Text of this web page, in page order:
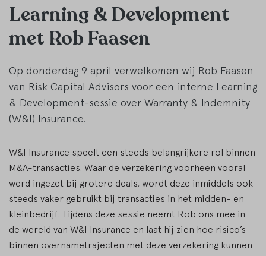
Learning & Development
met Rob Faasen
Op donderdag 9 april verwelkomen wij Rob Faasen
van Risk Capital Advisors voor een interne Learning
& Development-sessie over Warranty & Indemnity
(W&I) Insurance.
W&I Insurance speelt een steeds belangrijkere rol binnen
M&A-transacties. Waar de verzekering voorheen vooral
werd ingezet bij grotere deals, wordt deze inmiddels ook
steeds vaker gebruikt bij transacties in het midden- en
kleinbedrijf. Tijdens deze sessie neemt Rob ons mee in
de wereld van W&I Insurance en laat hij zien hoe risico’s
binnen overnametrajecten met deze verzekering kunnen